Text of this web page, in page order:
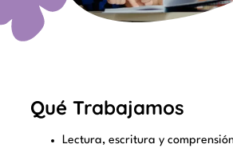
Qué Trabajamos
Lectura, escritura y